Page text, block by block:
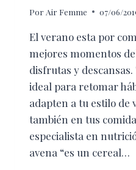
Por Air Femme 07/06/
El verano esta por
mejores momentos
disfrutas y
ideal para retomar
adapten a tu estilo de
también en tus
especialista en
avena “es un cereal…